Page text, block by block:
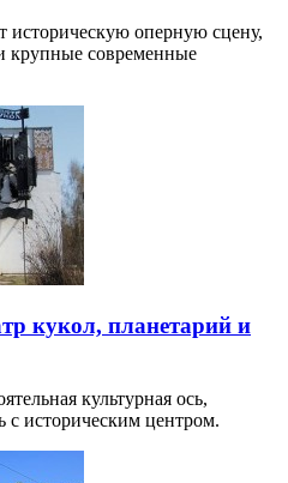
историческую оперную сцену,
крупные современные
кукол, планетарий и
культурная ось,
историческим центром.